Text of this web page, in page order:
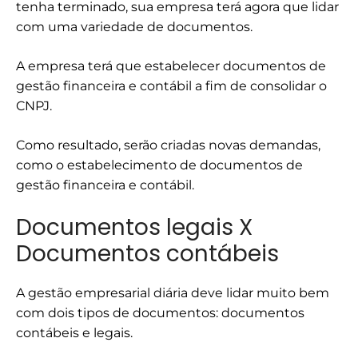
tenha terminado, sua empresa terá agora que lidar
com uma variedade de documentos.
A empresa terá que estabelecer documentos de
gestão financeira e contábil a fim de consolidar o
CNPJ.
Como resultado, serão criadas novas demandas,
como o estabelecimento de documentos de
gestão financeira e contábil.
Documentos legais X
Documentos contábeis
A gestão empresarial diária deve lidar muito bem
com dois tipos de documentos: documentos
contábeis e legais.